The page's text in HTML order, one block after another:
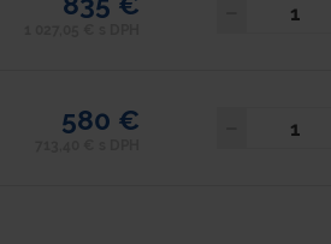
580 €